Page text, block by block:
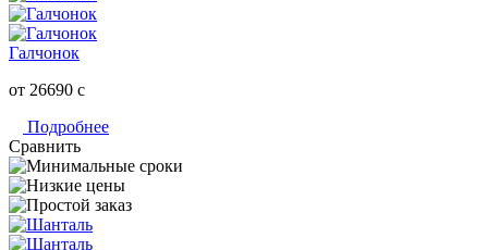
Галчонок
от 26690 c
Подробнее
Сравнить